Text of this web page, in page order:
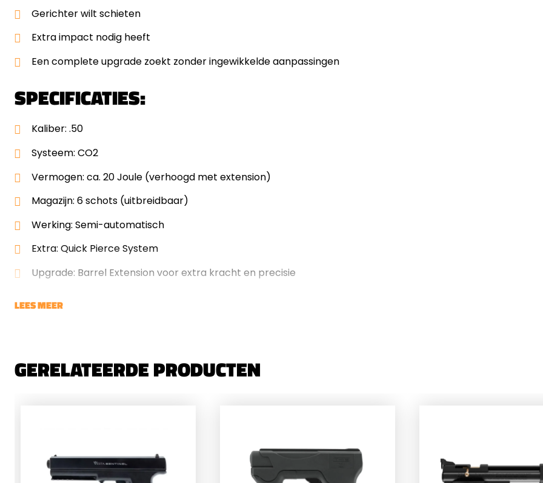
Gerichter wilt schieten
Extra impact nodig heeft
Een complete upgrade zoekt zonder ingewikkelde aanpassingen
SPECIFICATIES:
Kaliber: .50
Systeem: CO2
Vermogen: ca. 20 Joule (verhoogd met extension)
Magazijn: 6 schots (uitbreidbaar)
Werking: Semi-automatisch
Extra: Quick Pierce System
Upgrade: Barrel Extension voor extra kracht en precisie
LEES MEER
GERELATEERDE PRODUCTEN